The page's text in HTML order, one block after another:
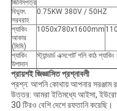
জিনিসপত্র
বিদ্যুৎ
সরবরাহ
0.75KW 380V / 50HZ
প্যাকিং
আকার
(মিমি)
1050x780x1600mm
প্যাকিং
উপাদান
স্ট্যান্ডার্ড এক্সপোর্ট পলি কাঠ
প্রায়শই জিজ্ঞাসিত প্রশ্নাবলী
প্রশ্ন: আপনি কোথায় আপনার সরঞ্জাম
উত্তর: আমরা ইতিমধ্যে আইসা,
30 টিরও বেশি দেশে রফতানি করেছি।